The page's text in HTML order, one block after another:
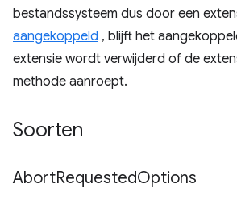
bestandssysteem dus door een
aangekoppeld , blijft het
extensie wordt verwijderd of de
methode aanroept.
Soorten
AbortRequestedOptions